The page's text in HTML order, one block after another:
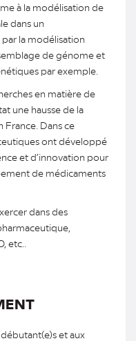
à la modélisation de
dans un
la modélisation
de génome et
par exemple.
en matière de
une hausse de la
Dans ce
ont développé
et d’innovation pour
de médicaments
dans des
etc..
et aux